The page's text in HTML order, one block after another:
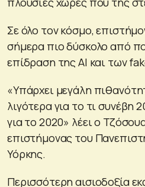
Σε όλο τον κόσμο,
σήμερα πιο δύσκολο από
επίδραση της ΑΙ και των
«Υπάρχει μεγάλη
λιγότερα για το τι συνέβη
για το 2020» λέει ο
επιστήμονας του
Υόρκης.
Περισσότερη αισιοδοξία